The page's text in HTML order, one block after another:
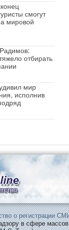
смогут
мировой
отбирать
мир
исполнив
о регистрации
в сфере